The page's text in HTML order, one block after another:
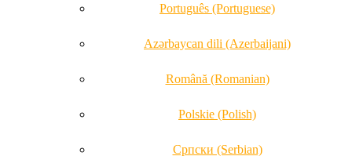
Português (Portuguese)
Azərbaycan dili (Azerbaijani)
Română (Romanian)
Polskie (Polish)
Српски (Serbian)